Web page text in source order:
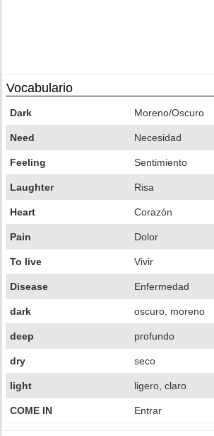
Vocabulario
Dark Moreno/Oscuro
Need Necesidad
Feeling Sentimiento
Laughter Risa
Heart Corazón
Pain Dolor
To live Vivir
Disease Enfermedad
dark oscuro, moreno
deep profundo
dry seco
light ligero, claro
COME IN Entrar